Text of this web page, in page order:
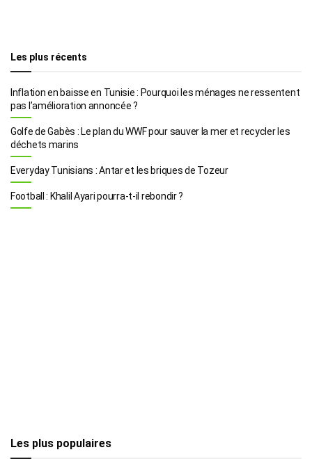
Les plus récents
Inflation en baisse en Tunisie : Pourquoi les ménages ne ressentent
pas l’amélioration annoncée ?
Golfe de Gabès : Le plan du WWF pour sauver la mer et recycler les
déchets marins
Everyday Tunisians : Antar et les briques de Tozeur
Football : Khalil Ayari pourra-t-il rebondir ?
Les plus populaires